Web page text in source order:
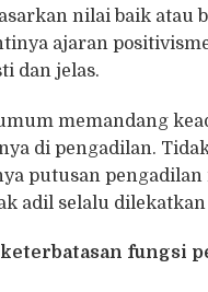
nilai baik atau
ajaran
dan jelas.
memandang
di pengadilan.
putusan
adil selalu
fungsi